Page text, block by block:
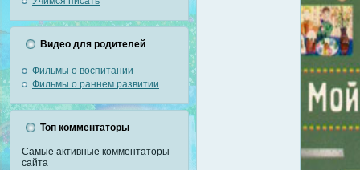
Видео для родителей
Фильмы о воспитании
Фильмы о раннем развитии
Топ комментаторы
Самые активные комментаторы
сайта